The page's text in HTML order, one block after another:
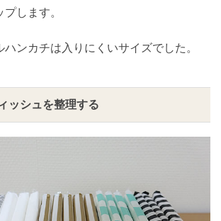
します。
ンカチは入りにくいサイズでした。
ッシュを整理する